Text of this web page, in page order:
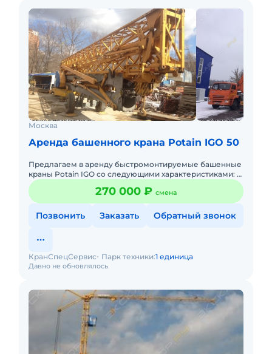
Москва
Аренда башенного крана Potain IGO 50
Предлагаем в аренду быстромонтируемые башенные
краны Potain IGO со следующими характеристиками: -
Максимальной грузоподъемность 4 тонны; -
Максимальная длина270 000 ₽ смена
Позвонить Заказать Обратный звонок
Давно не обновлялось
КранСпецСервис Парк техники:1 единица